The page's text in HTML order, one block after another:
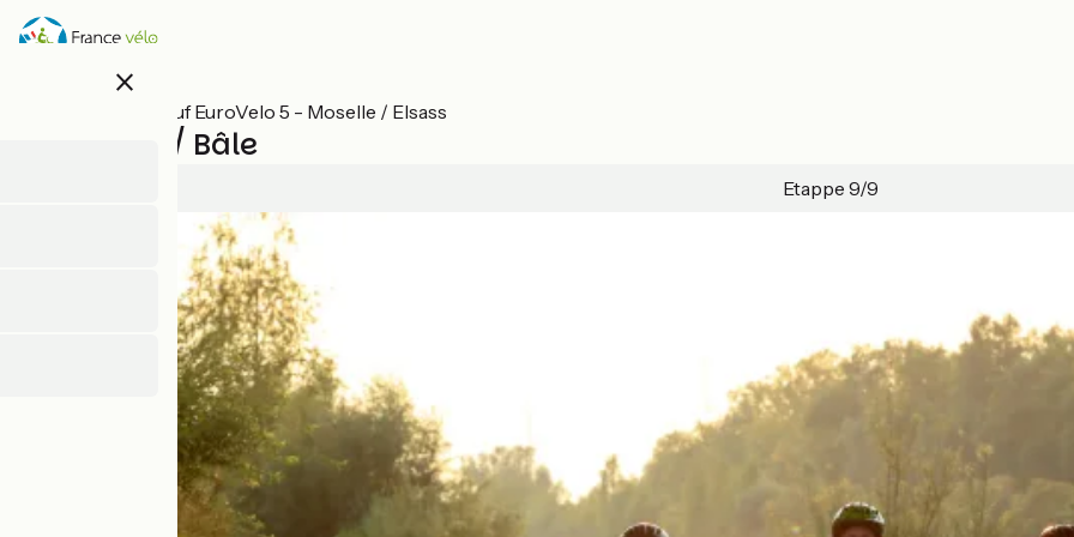
Direkt
zum
close
Alle Etappen auf EuroVelo 5 - Moselle / Elsass
Mulhouse / Bâle
Etappe 9/9